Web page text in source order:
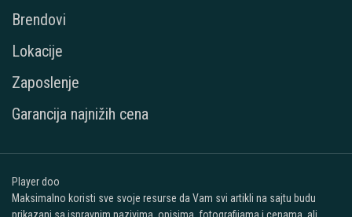
Brendovi
Lokacije
Zaposlenje
Garancija najnižih cena
Player doo
Maksimalno koristi sve svoje resurse da Vam svi artikli na sajtu budu